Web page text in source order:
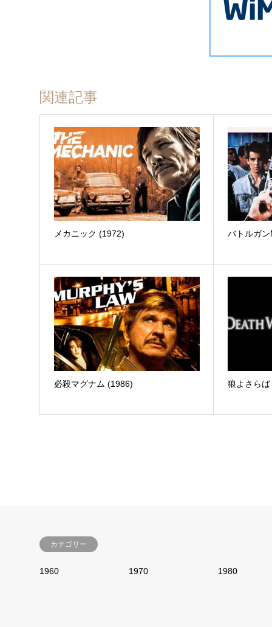
関連記事
メカニック (1972) バトルガ
必殺マグナム (1986) 狼よさら
カテゴリー
1960 1970 1980